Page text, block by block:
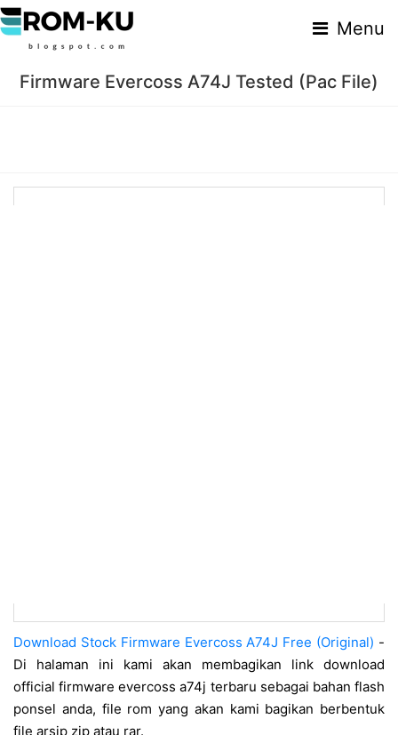
Menu
Firmware Evercoss A74J Tested (Pac File)
Download Stock Firmware Evercoss A74J Free (Original) -
Di halaman ini kami akan membagikan link download
official firmware evercoss a74j terbaru sebagai bahan flash
ponsel anda, file rom yang akan kami bagikan berbentuk
file arsip zip atau rar.